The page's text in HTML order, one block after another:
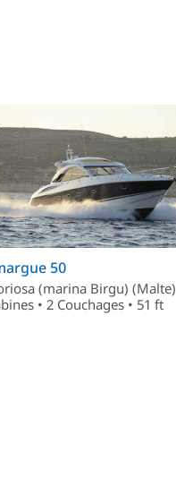
50
(marina Birgu) (Malte)
• 2 Couchages • 51 ft